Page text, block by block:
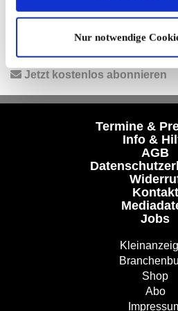
Nur notwendige
Facebook
Unser kostenloser
Registrieren Sie sich und
Jetzt kostenlos abonnieren
Termine &
Info &
AGB
Kontakt
Jobs
Shop
Abo